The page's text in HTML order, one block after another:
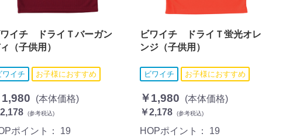
ワイチ ドライＴバーガン
（子供用）
ワイチ お子様におすすめ
1,980
(本体価格)
(参考税込)
ポイント： 19
ビワイチ ドライＴ蛍光オレ
ンジ（子供用）
ビワイチ お子様におすすめ
￥1,980
(本体価格)
￥2,178
(参考税込)
HOPポイント： 19